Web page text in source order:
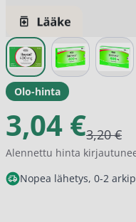
View larger image
View larger
Olo-hinta
3,04 €3,20 €
Alennettu hinta
Nopea lähetys, 0-2